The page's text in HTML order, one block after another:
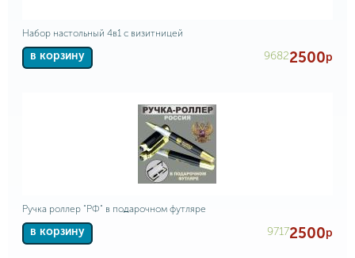
Набор настольный 4в1 с визитницей
в корзину 96822500р
Ручка роллер "РФ" в подарочном футляре
в корзину 97172500р